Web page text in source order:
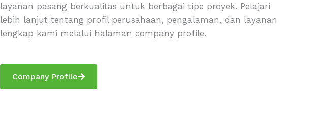
layanan pasang berkualitas untuk berbagai tipe proyek. Pelajari
lebih lanjut tentang profil perusahaan, pengalaman, dan layanan
lengkap kami melalui halaman company profile.
Company Profile